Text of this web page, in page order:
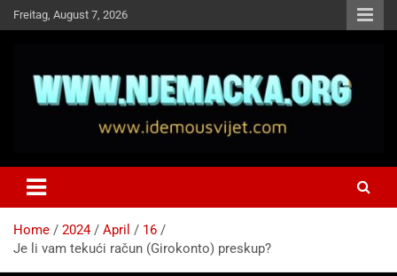
Skip
to
Freitag, August 7, 2026
Idemo u Svijet-Njemacka!
Home 2024 April
16
Je li vam tekući račun (Girokonto) preskup?